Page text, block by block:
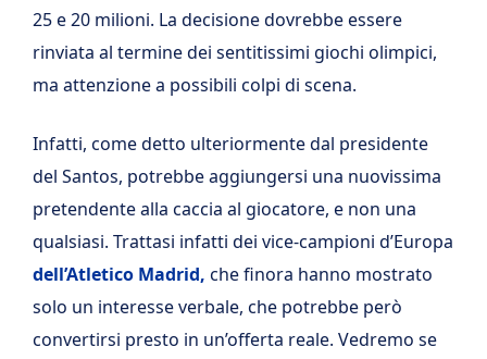
25 e 20 milioni. La decisione dovrebbe essere
rinviata al termine dei sentitissimi giochi olimpici,
ma attenzione a possibili colpi di scena.
Infatti, come detto ulteriormente dal presidente
del Santos, potrebbe aggiungersi una nuovissima
pretendente alla caccia al giocatore, e non una
qualsiasi. Trattasi infatti dei vice-campioni d’Europa
dell’Atletico Madrid, che finora hanno mostrato
solo un interesse verbale, che potrebbe però
convertirsi presto in un’offerta reale. Vedremo se